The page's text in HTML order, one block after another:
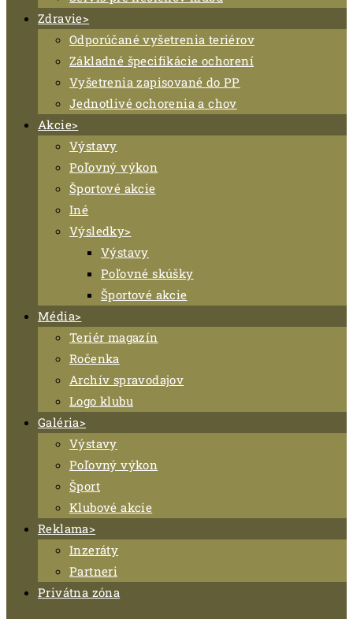
Zdravie
Odporúčané vyšetrenia teriérov
Základné špecifikácie ochorení
Vyšetrenia zapisované do PP
Jednotlivé ochorenia a chov
Akcie
Výstavy
Poľovný výkon
Športové akcie
Iné
Výsledky
Výstavy
Poľovné skúšky
Športové akcie
Média
Teriér magazín
Ročenka
Archív spravodajov
Logo klubu
Galéria
Výstavy
Poľovný výkon
Šport
Klubové akcie
Reklama
Inzeráty
Partneri
Privátna zóna